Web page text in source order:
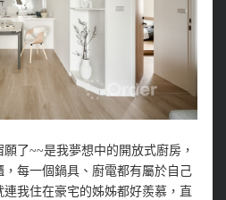
了~~是我夢想中的開放式廚房，
每一個鍋具、廚電都有屬於自己
我住在豪宅的姊姊都好羨慕，直